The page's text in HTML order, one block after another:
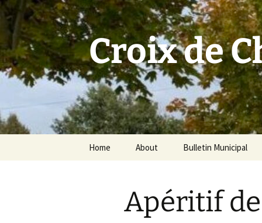
Skip
to
content
Croix de
Home About Bulletin Municipal
Apéritif